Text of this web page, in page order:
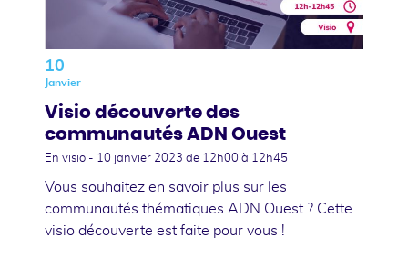
10
Janvier
Visio découverte des
communautés ADN Ouest
En visio - 10 janvier 2023 de 12h00 à 12h45
Vous souhaitez en savoir plus sur les
communautés thématiques ADN Ouest ? Cette
visio découverte est faite pour vous !